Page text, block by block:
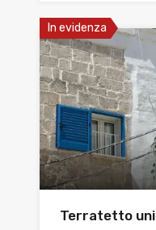
In evidenza
Terratetto